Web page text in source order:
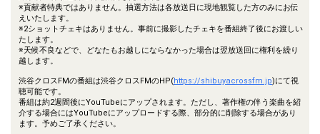
※貢献者特典ではありません。抽選方法は各放送日に現地観覧した方のみにお伝
えいたします。
※2ショットチェキはありません。事前に撮影したチェキを番組終了後にお渡しい
たします。
※天候不良などで、どなたもお越しにならなかった場合は翌放送回に権利を繰り
越します。
渋谷クロスFMの番組は渋谷クロスFMのHP(https://shibuyacrossfm.jp)にて視
聴可能です。
番組は約2週間後にYouTubeにアップされます。ただし、著作権の伴う楽曲を紹
介する場合にはYouTubeにアップロードする際、部分的に削除する場合があり
ます。予めご了承ください。